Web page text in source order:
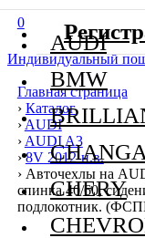
0
Индивидуальный
Главная страница
› Каталог
›AUDI
› AUDI A3
› 8V 2012-н.в.
› Авточехлы на
спинка 40/60,
подлокотник.
AUDI
BMW
CHERY